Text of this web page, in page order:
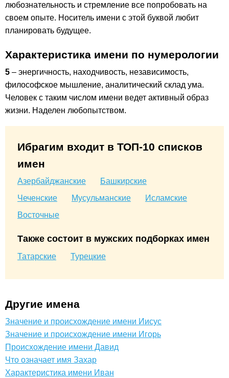
любознательность и стремление все попробовать на
своем опыте. Носитель имени с этой буквой любит
планировать будущее.
Характеристика имени по нумерологии
5 – энергичность, находчивость, независимость,
философское мышление, аналитический склад ума.
Человек с таким числом имени ведет активный образ
жизни. Наделен любопытством.
Ибрагим входит в ТОП-10 списков
имен
Азербайджанские
Башкирские
Чеченские
Мусульманские
Исламские
Восточные
Также состоит в мужских подборках имен
Татарские Турецкие
Другие имена
Значение и происхождение имени Иисус
Значение и происхождение имени Игорь
Происхождение имени Давид
Что означает имя Захар
Характеристика имени Иван